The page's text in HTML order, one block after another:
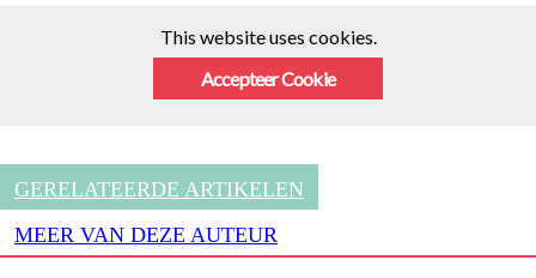
This website uses cookies.
Accepteer Cookie
GERELATEERDE ARTIKELEN
MEER VAN DEZE AUTEUR